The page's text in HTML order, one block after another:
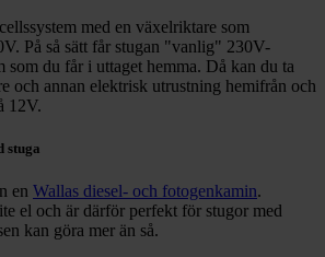
med en växelriktare som
På så sätt får stugan "vanlig" 230V-
som du får i uttaget hemma. Då kan du ta
och annan elektrisk utrustning hemifrån och
12V.
stuga
en Wallas diesel- och fotogenkamin.
el och är därför perfekt för stugor med
kan göra mer än så.